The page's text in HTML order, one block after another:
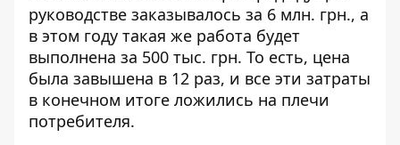
руководстве заказывалось за 6 млн. грн., а
в этом году такая же работа будет
выполнена за 500 тыс. грн. То есть, цена
была завышена в 12 раз, и все эти затраты
в конечном итоге ложились на плечи
потребителя.